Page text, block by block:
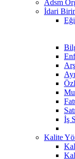
Adsm
İdari
İş
Kalite